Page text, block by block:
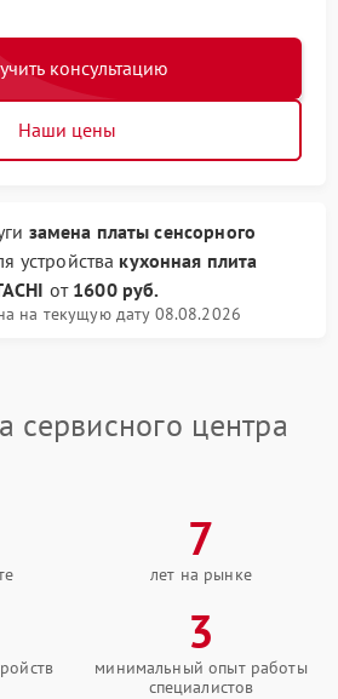
консультацию
Наши цены
замена платы сенсорного
устройства кухонная плита
от 1600 руб.
на текущую дату 08.08.2026
сервисного центра
7
лет на рынке
3
минимальный опыт работы
специалистов